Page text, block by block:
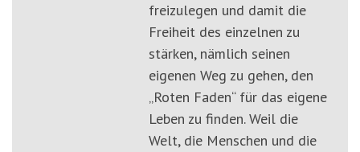
freizulegen und damit die
Freiheit des einzelnen zu
stärken, nämlich seinen
eigenen Weg zu gehen, den
„Roten Faden“ für das eigene
Leben zu finden. Weil die
Welt, die Menschen und die